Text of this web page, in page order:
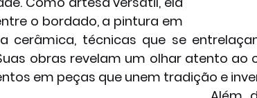
o bordado, a pintura em
cerâmica, técnicas que se
obras revelam um olhar atento
em peças que unem tradição e